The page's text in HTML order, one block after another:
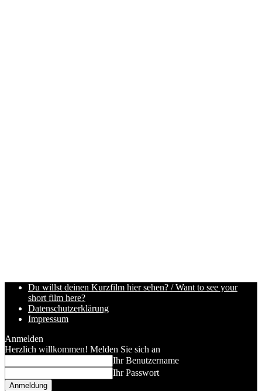
Du willst deinen Kurzfilm hier sehen? / Want to see your
short film here?
Datenschutzerklärung
Impressum
Anmelden
Herzlich willkommen! Melden Sie sich an
Ihr Benutzername
Ihr Passwort